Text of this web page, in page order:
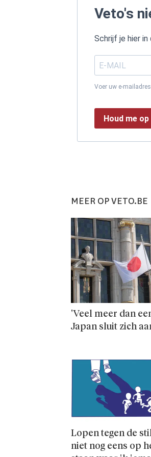
Veto's
Schrijf je hier
Voer uw e-
Houd me
MEER OP VETO.BE
'Veel meer dan
Japan sluit zich
Lopen tegen de
niet nog eens op